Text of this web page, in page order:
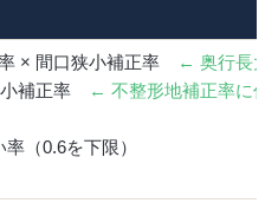
× 間口狭小補正率
← 奥行長大
小補正率
← 不整形地補正率に代
（0.6を下限）